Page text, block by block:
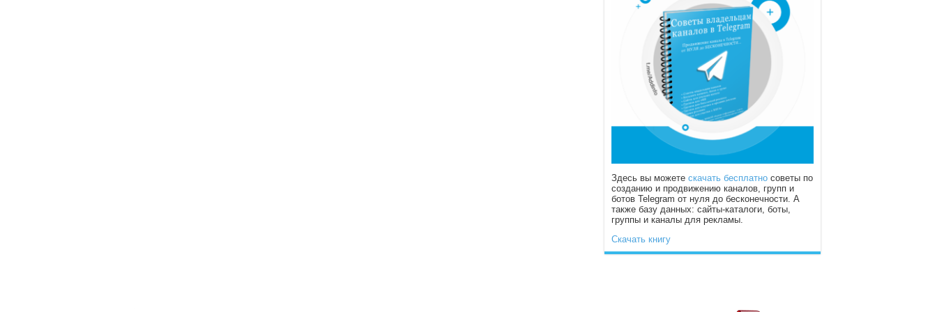
Здесь вы можете скачать бесплатно советы по
созданию и продвижению каналов, групп и
ботов Telegram от нуля до бесконечности. А
также базу данных: сайты-каталоги, боты,
группы и каналы для рекламы.
Скачать книгу